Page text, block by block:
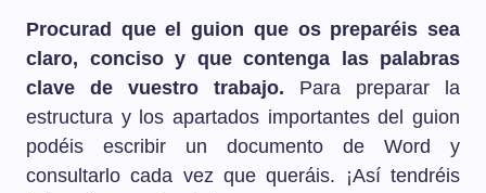
Procurad que el guion que os preparéis sea
claro, conciso y que contenga las palabras
clave de vuestro trabajo. Para preparar la
estructura y los apartados importantes del guion
podéis escribir un documento de Word y
consultarlo cada vez que queráis. ¡Así tendréis